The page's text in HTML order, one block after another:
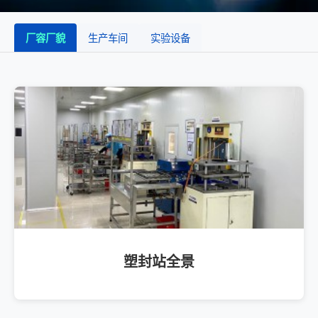
厂容厂貌 生产车间 实验设备
塑封站全景